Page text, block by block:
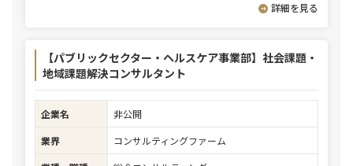
詳細を見る
【パブリックセクター・ヘルスケア事業部】社会課題・
地域課題解決コンサルタント
企業名
非公開
業界
コンサルティングファーム